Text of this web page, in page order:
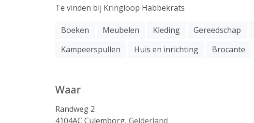
Te vinden bij Kringloop Habbekrats
Boeken Meubelen Kleding Gereedschap
Kampeerspullen
Huis en inrichting Brocante
Waar
Randweg 2
4104AC Culemborg, Gelderland